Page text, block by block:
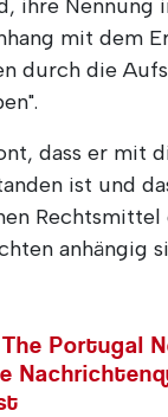
ihre Nennung
mit dem
durch die
dass er mit
ist und
anhängig
Portugal